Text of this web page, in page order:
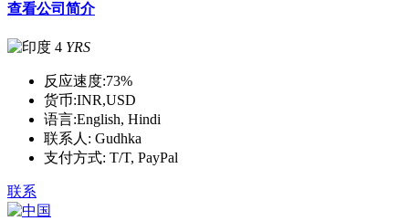
查看公司简介
4 YRS
反应速度:73%
货币:INR,USD
语言:English, Hindi
联系人: Gudhka
支付方式: T/T, PayPal
联系